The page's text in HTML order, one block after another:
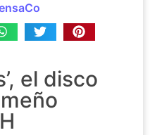
el disco